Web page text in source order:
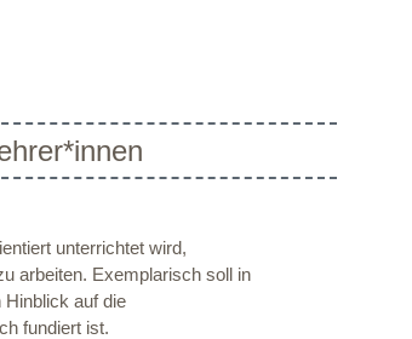
unterrichtet wird,
arbeiten. Exemplarisch soll in
auf die
fundiert ist.